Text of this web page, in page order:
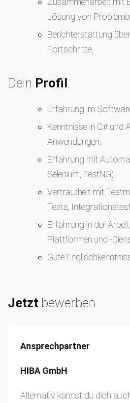
Lösung von
Berichterstattung
Fortschritte.
Dein Profil.
Erfahrung im
Kenntnisse in C# und
Anwendungen.
Erfahrung mit
Selenium, TestNG).
Vertrautheit mit
Tests,
Erfahrung in der
Plattformen und -
Gute
Jetzt bewerben
Ansprechpartner
HIBA GmbH
Alternativ kannst du dich